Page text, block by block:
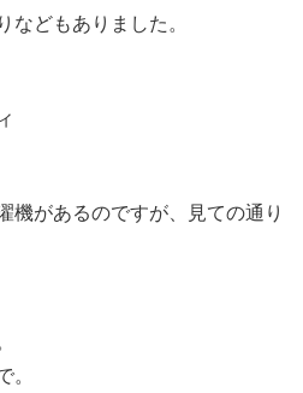
などもありました。
機があるのですが、見ての通り
。